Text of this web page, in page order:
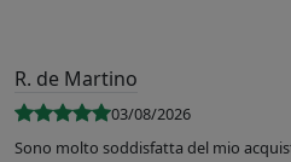
R. de Martino
03/08/2026
Sono molto soddisfatta del mio